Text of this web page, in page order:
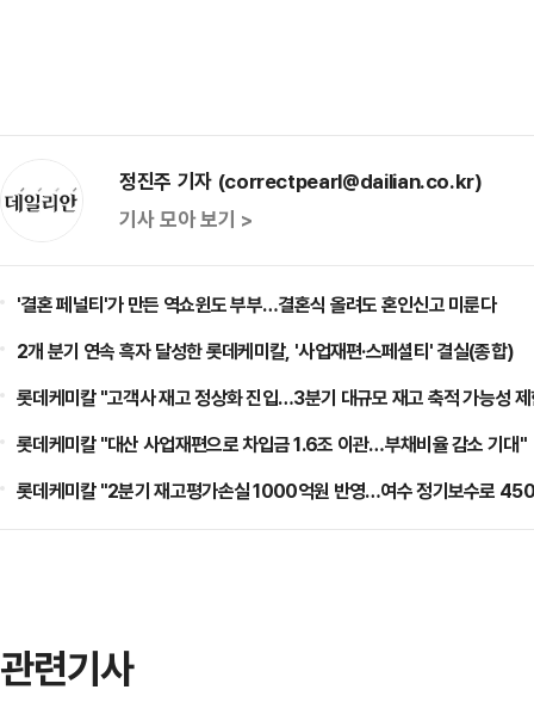
정진주 기자 (correctpearl@dailian.co.kr)
기사 모아 보기 >
'결혼 페널티'가 만든 역쇼윈도 부부…결혼식 올려도 혼인신고 미룬다
2개 분기 연속 흑자 달성한 롯데케미칼, '사업재편·스페셜티' 결실(종합)
롯데케미칼 "고객사 재고 정상화 진입…3분기 대규모 재고 축적 가능성
롯데케미칼 "대산 사업재편으로 차입금 1.6조 이관…부채비율 감소 기대"
롯데케미칼 "2분기 재고평가손실 1000억원 반영…여수 정기보수로
관련기사